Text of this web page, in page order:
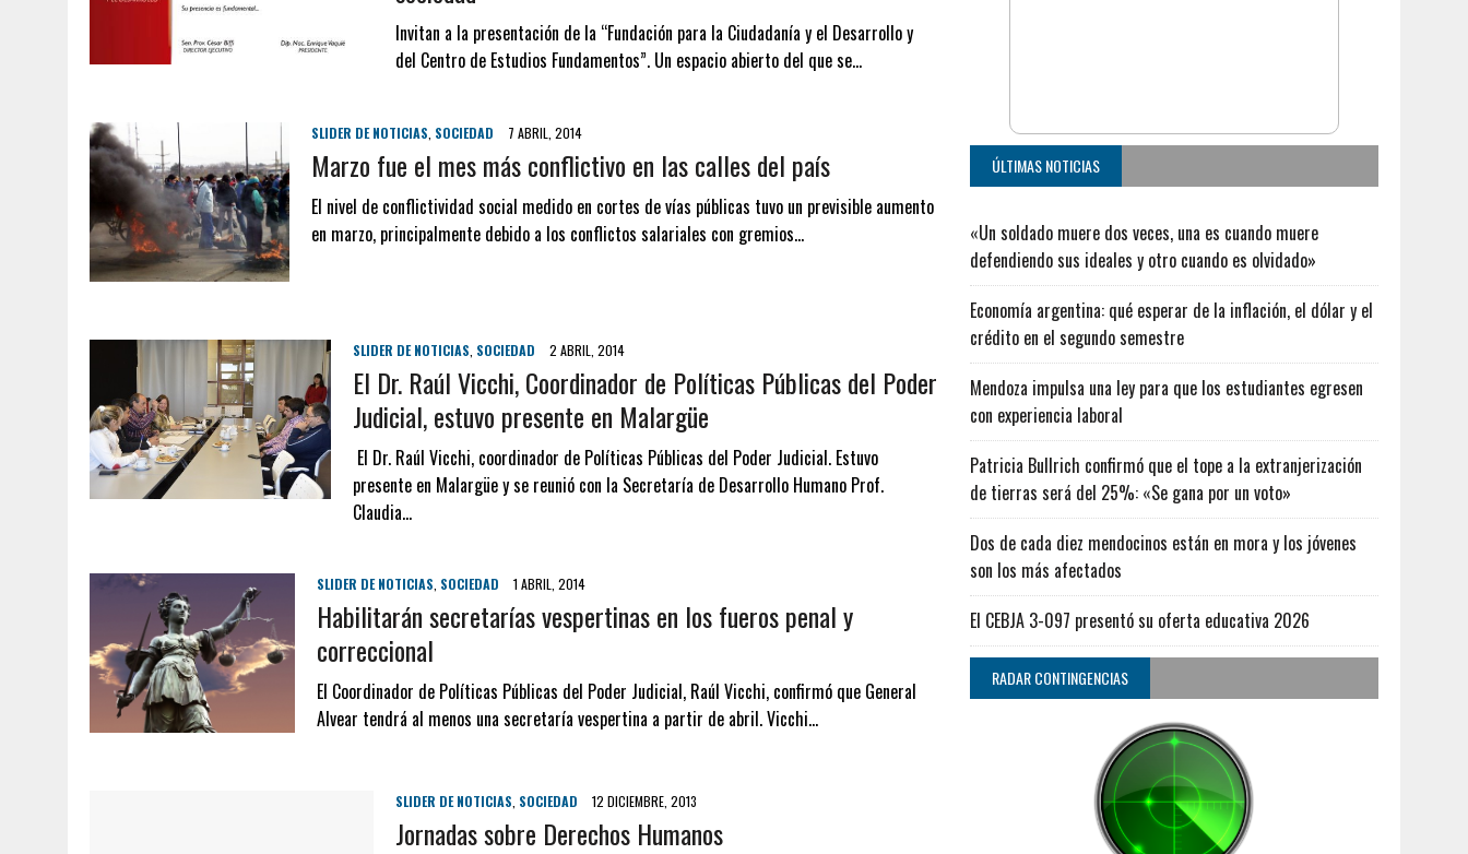
Invitan a la presentación de la “Fundación para la Ciudadanía y el Desarrollo y
del Centro de Estudios Fundamentos”. Un espacio abierto del que se…
SLIDER DE NOTICIAS SOCIEDAD 7 ABRIL, 2014
Marzo fue el mes más conflictivo en las calles del país
El nivel de conflictividad social medido en cortes de vías públicas tuvo un previsible aumento
en marzo, principalmente debido a los conflictos salariales con gremios…
SLIDER DE NOTICIAS SOCIEDAD 2 ABRIL, 2014
El Dr. Raúl Vicchi, Coordinador de Políticas Públicas del Poder
Judicial, estuvo presente en Malargüe
El Dr. Raúl Vicchi, coordinador de Políticas Públicas del Poder Judicial. Estuvo
presente en Malargüe y se reunió con la Secretaría de Desarrollo Humano Prof.
Claudia…
SLIDER DE NOTICIAS SOCIEDAD 1 ABRIL, 2014
Habilitarán secretarías vespertinas en los fueros penal y
correccional
El Coordinador de Políticas Públicas del Poder Judicial, Raúl Vicchi, confirmó que General
Alvear tendrá al menos una secretaría vespertina a partir de abril. Vicchi…
SLIDER DE NOTICIAS SOCIEDAD 12 DICIEMBRE, 2013
Jornadas sobre Derechos Humanos
ÚLTIMAS NOTICIAS
«Un soldado muere dos veces, una es cuando muere
defendiendo sus ideales y otro cuando es olvidado»
Economía argentina: qué esperar de la inflación, el dólar y el
crédito en el segundo semestre
Mendoza impulsa una ley para que los estudiantes egresen
con experiencia laboral
Patricia Bullrich confirmó que el tope a la extranjerización
de tierras será del 25%: «Se gana por un voto»
Dos de cada diez mendocinos están en mora y los jóvenes
son los más afectados
El CEBJA 3-097 presentó su oferta educativa 2026
RADAR CONTINGENCIAS